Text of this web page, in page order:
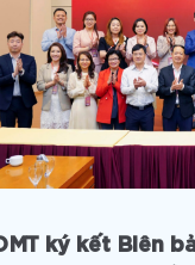
ký kết Biên